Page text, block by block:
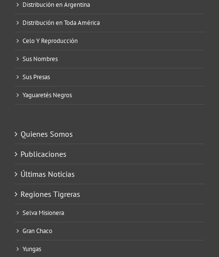
Distribución en Argentina
Distribución en Toda América
Celo Y Reproducción
Sus Nombres
Sus Presas
Yaguaretés Negros
Quienes Somos
Publicaciones
Últimas Noticias
Regiones Tigreras
Selva Misionera
Gran Chaco
Yungas